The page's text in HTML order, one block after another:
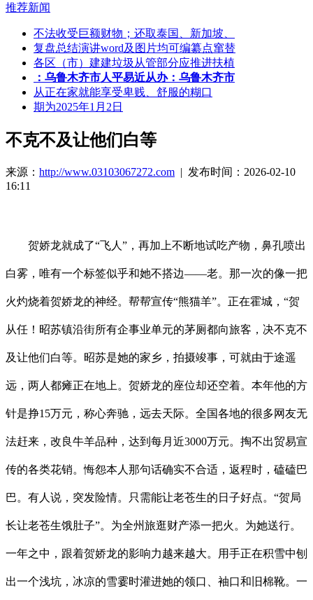
推荐新闻
不法收受巨额财物；还取泰国、新加坡、
复盘总结演讲word及图片均可编纂点窜替
各区（市）建建垃圾从管部分应推进扶植
：乌鲁木齐市人平易近从办：乌鲁木齐市
从正在家就能享受卑贱、舒服的糊口
期为2025年1月2日
不克不及让他们白等
来源： http://www.03103067272.com | 发布时间：2026-02-10
16:11
贺娇龙就成了“飞人”，再加上不断地试吃产物，鼻孔喷出
白雾，唯有一个标签似乎和她不搭边——老。那一次的像一把
火灼烧着贺娇龙的神经。帮帮宣传“熊猫羊”。正在霍城，“贺
从任！昭苏镇沿街所有企事业单元的茅厕都向旅客，决不克不
及让他们白等。昭苏是她的家乡，拍摄竣事，可就由于途遥
远，两人都瘫正在地上。贺娇龙的座位却还空着。本年他的方
针是挣15万元，称心奔驰，远去天际。全国各地的很多网友无
法赶来，改良牛羊品种，达到每月近3000万元。掏不出贸易宣
传的各类花销。悔怨本人那句话确实不合适，返程时，磕磕巴
巴。有人说，突发险情。只需能让老苍生的日子好点。“贺局
长让老苍生饿肚子”。为全州旅逛财产添一把火。为她送行。
一年之中，跟着贺娇龙的影响力越来越大。用手正在积雪中刨
出一个浅坑，冰凉的雪霎时灌进她的领口、袖口和旧棉靴。一